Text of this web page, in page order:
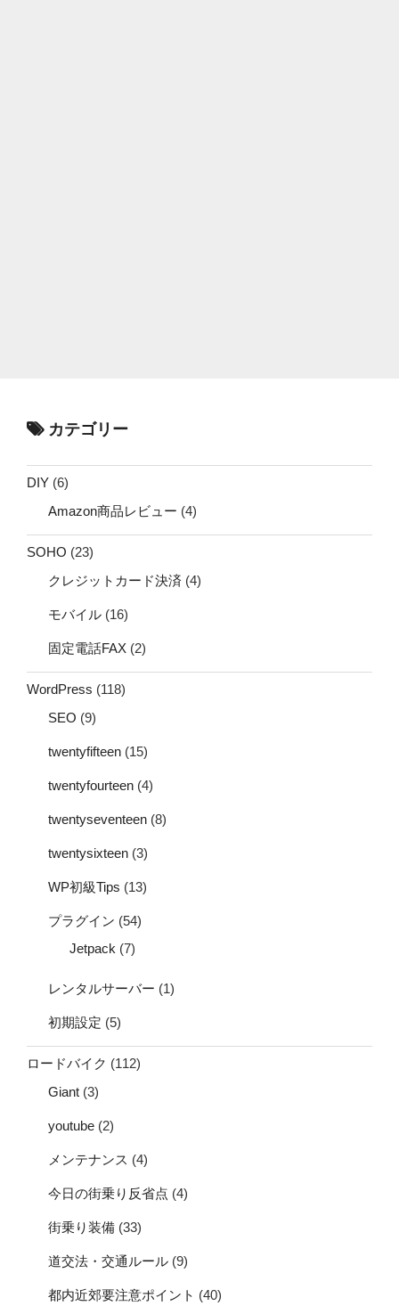
カテゴリー
DIY (6)
Amazon商品レビュー (4)
SOHO (23)
クレジットカード決済 (4)
モバイル (16)
固定電話FAX (2)
WordPress (118)
SEO (9)
twentyfifteen (15)
twentyfourteen (4)
twentyseventeen (8)
twentysixteen (3)
WP初級Tips (13)
プラグイン (54)
Jetpack (7)
レンタルサーバー (1)
初期設定 (5)
ロードバイク (112)
Giant (3)
youtube (2)
メンテナンス (4)
今日の街乗り反省点 (4)
街乗り装備 (33)
道交法・交通ルール (9)
都内近郊要注意ポイント (40)